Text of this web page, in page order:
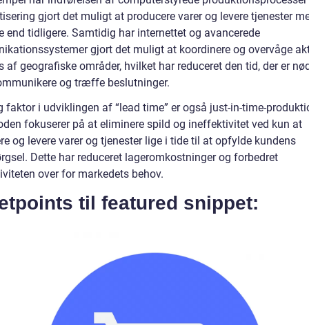
gjort det muligt at producere varer og levere tjenester
end tidligere. Samtidig har internettet og avancerede
gjort det muligt at koordinere og overvåge
af geografiske områder, hvilket har reduceret den tid, der er
og træffe beslutninger.
faktor i udviklingen af “lead time” er også just-in-time-
fokuserer på at eliminere spild og ineffektivitet ved kun at
og levere varer og tjenester lige i tide til at opfylde kundens
Dette har reduceret lageromkostninger og forbedret
over for markedets behov.
til featured snippet: